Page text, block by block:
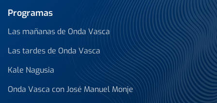
Programas
Las mañanas de Onda Vasca
Las tardes de Onda Vasca
Kale Nagusia
Onda Vasca con José Manuel Monje